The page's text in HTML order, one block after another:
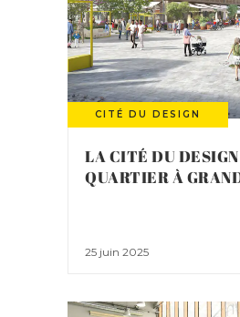
CITÉ DU DESIGN
LA CITÉ DU
QUARTIER À
25 juin 2025